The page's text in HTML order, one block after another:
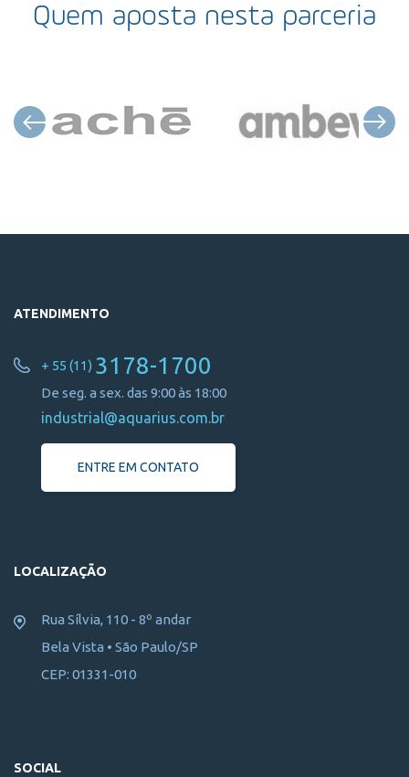
Quem aposta nesta parceria
ATENDIMENTO
+ 55 (11) 3178-1700
De seg. a sex. das 9:00 às 18:00
industrial@aquarius.com.br
ENTRE EM CONTATO
LOCALIZAÇÃO
Rua Sílvia, 110 - 8º andar
Bela Vista • São Paulo/SP
CEP: 01331-010
SOCIAL